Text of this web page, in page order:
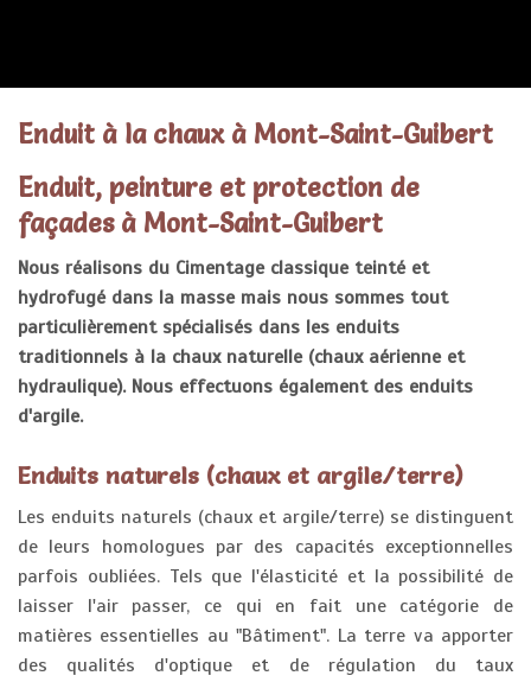
Enduit à la chaux à Mont-Saint-Guibert
Enduit, peinture et protection de
façades à Mont-Saint-Guibert
Nous réalisons du Cimentage classique teinté et
hydrofugé dans la masse mais nous sommes tout
particulièrement spécialisés dans les enduits
traditionnels à la chaux naturelle (chaux aérienne et
hydraulique). Nous effectuons également des enduits
d'argile.
Enduits naturels (chaux et argile/terre)
Les enduits naturels (chaux et argile/terre) se distinguent
de leurs homologues par des capacités exceptionnelles
parfois oubliées. Tels que l'élasticité et la possibilité de
laisser l'air passer, ce qui en fait une catégorie de
matières essentielles au "Bâtiment". La terre va apporter
des qualités d'optique et de régulation du taux